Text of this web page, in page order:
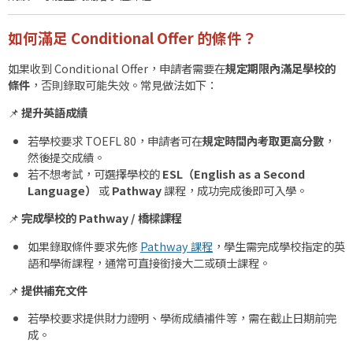
如何滿足 Conditional Offer 的條件？
如果收到 Conditional Offer，申請者需要在規定期限內滿足學校的
條件 ，否則錄取可能失效。常見做法如下：
📌提升英語成績
若學校要求 TOEFL 80，申請者可在規定時間內考取更高分數 ，
然後提交成績。
若不想考試，可選擇學校的ESL（English as a Second
Language）
或Pathway課程，成功完成後即可入學。
📌完成學校的 Pathway / 橋樑課程
如果錄取條件要求先修Pathway 課程 ，學生需完成學校指定的英
語和學術課程，通常可直接銜接大二或碩士課程。
📌提供補充文件
若學校要求提供財力證明、學術成績補件等，需在截止日期前完
成。